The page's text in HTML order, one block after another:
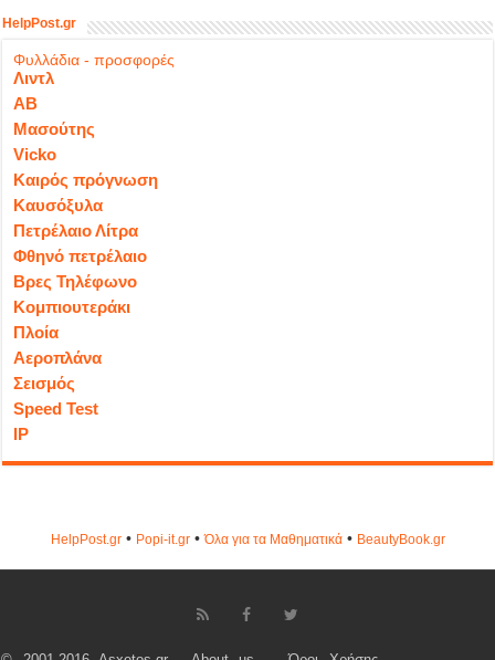
HelpPost.gr
Φυλλάδια - προσφορές
Λιντλ
ΑΒ
Μασούτης
Vicko
Καιρός πρόγνωση
Καυσόξυλα
Πετρέλαιο Λίτρα
Φθηνό πετρέλαιο
Βρες Τηλέφωνο
Κομπιουτεράκι
Πλοία
Αεροπλάνα
Σεισμός
Speed Test
IP
HelpPost.gr• Popi-it.gr•Όλα για τα Μαθηματικά• ΒeautyΒook.gr